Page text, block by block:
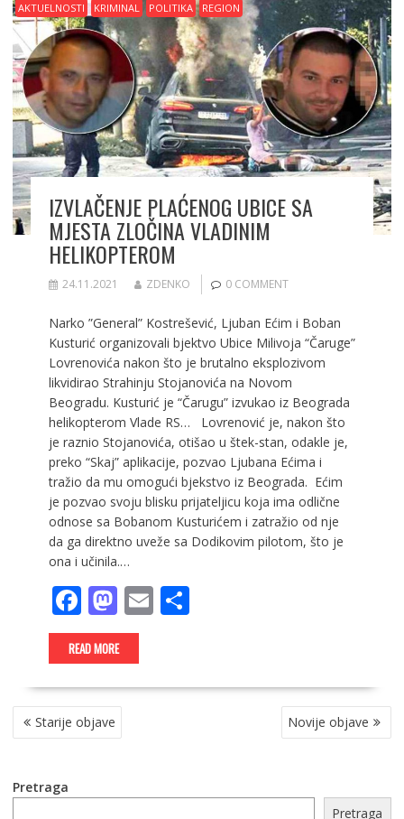
o
k
n
AKTUELNOSTI KRIMINAL POLITIKA REGION
IZVLAČENJE PLAĆENOG UBICE SA
MJESTA ZLOČINA VLADINIM
HELIKOPTEROM
24.11.2021 ZDENKO 0 COMMENT
Narko ”General” Kostrešević, Ljuban Ećim i Boban
Kusturić organizovali bjektvo Ubice Milivoja “Čaruge”
Lovrenovića nakon što je brutalno eksplozivom
likvidirao Strahinju Stojanovića na Novom
Beogradu. Kusturić je “Čarugu” izvukao iz Beograda
helikopterom Vlade RS… Lovrenović je, nakon što
je raznio Stojanovića, otišao u štek-stan, odakle je,
preko “Skaj” aplikacije, pozvao Ljubana Ećima i
tražio da mu omogući bjekstvo iz Beograda. Ećim
je pozvao svoju blisku prijateljicu koja ima odlične
odnose sa Bobanom Kusturićem i zatražio od nje
da ga direktno uveže sa Dodikovim pilotom, što je
ona i učinila.…
F
ac
e
b
o
o
M
as
to
d
o
n
E
l
S
e
READ MORE
NAVIGACIJA
OBJAVAStarije objave Novije objave
Pretraga
Pretraga